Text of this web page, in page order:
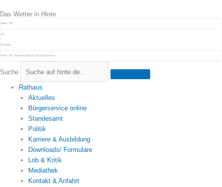
Inhalt
springen
Das Wetter in Hinte
Hinte, DE
19°
Schauer
Hinte, DE weather forecast for tomorrow ▸
Suche
Rathaus
Aktuelles
Bürgerservice online
Standesamt
Politik
Karriere & Ausbildung
Downloads/ Formulare
Lob & Kritik
Mediathek
Kontakt & Anfahrt